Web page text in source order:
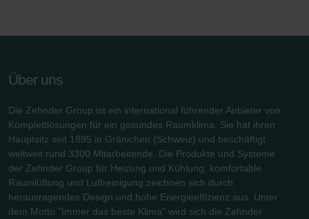
Über uns
Die Zehnder Group ist ein international führender Anbieter von
Komplettlösungen für ein gesundes Raumklima. Sie hat ihren
Hauptsitz seit 1895 in Gränichen (Schweiz) und beschäftigt
weltweit rund 3300 Mitarbeitende. Die Produkte und Systeme
der Zehnder Group für Heizung und Kühlung, komfortable
Raumlüftung und Luftreinigung zeichnen sich durch
herausragendes Design und hohe Energieeffizienz aus. Unter
dem Motto "Immer das beste Klima" wird sich die Zehnder